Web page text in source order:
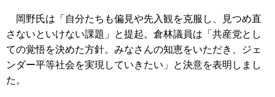
岡野氏は「自分たちも偏見や先入観を克服し、見つめ直
さないといけない課題」と提起。倉林議員は「共産党とし
ての覚悟を決めた方針。みなさんの知恵をいただき、ジェ
ンダー平等社会を実現していきたい」と決意を表明しまし
た。